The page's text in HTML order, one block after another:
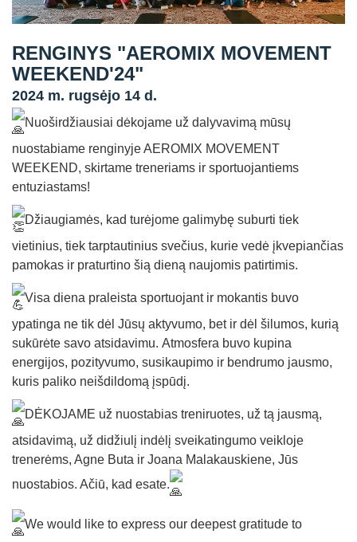
Straipsniai
Atsiliepimai
Kontaktai
RENGINYS "AEROMIX MOVEMENT
WEEKEND'24"
2024 m. rugsėjo 14 d.
Nuoširdžiausiai dėkojame už dalyvavimą mūsų
nuostabiame renginyje AEROMIX MOVEMENT
WEEKEND, skirtame treneriams ir sportuojantiems
entuziastams!
Džiaugiamės, kad turėjome galimybę suburti tiek
vietinius, tiek tarptautinius svečius, kurie vedė įkvepiančias
pamokas ir praturtino šią dieną naujomis patirtimis.
Visa diena praleista sportuojant ir mokantis buvo
ypatinga ne tik dėl Jūsų aktyvumo, bet ir dėl šilumos, kurią
sukūrėte savo atsidavimu. Atmosfera buvo kupina
energijos, pozityvumo, susikaupimo ir bendrumo jausmo,
kuris paliko neišdildomą įspūdį.
DĖKOJAME už nuostabias treniruotes, už tą jausmą,
atsidavimą, už didžiulį indėlį sveikatingumo veikloje
trenerėms, Agne Buta ir Joana Malakauskiene, Jūs
nuostabios. Ačiū, kad esate.
We would like to express our deepest gratitude to